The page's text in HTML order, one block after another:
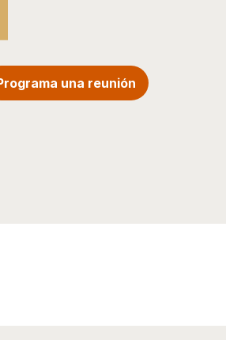
una reunión